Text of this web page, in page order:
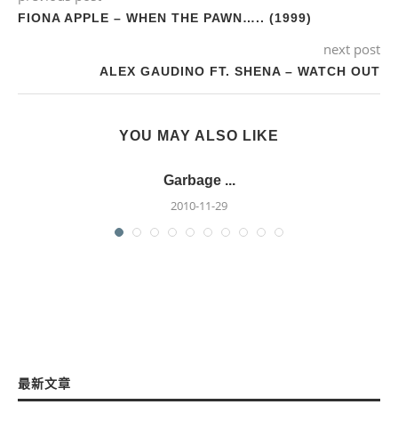
FIONA APPLE – WHEN THE PAWN….. (1999)
next post
ALEX GAUDINO FT. SHENA – WATCH OUT
YOU MAY ALSO LIKE
Garbage ...
2010-11-29
最新文章